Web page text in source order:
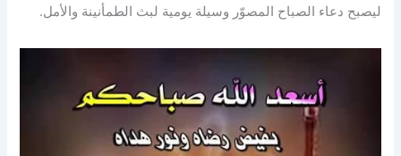
ليصبح دعاء الصباح المصوّر وسيلة يومية لبث الطمأنينة والأمل.